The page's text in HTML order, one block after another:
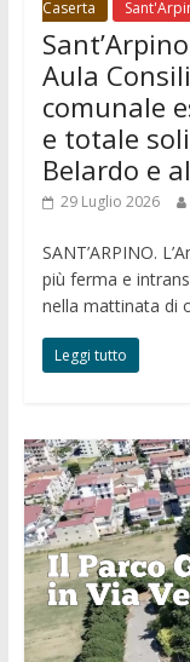
Caserta
Aula
comunale
e totale
Belardo e
29 Luglio 2026
SANT’ARPINO.
più ferma e
nella mattinata di
Leggi tutto